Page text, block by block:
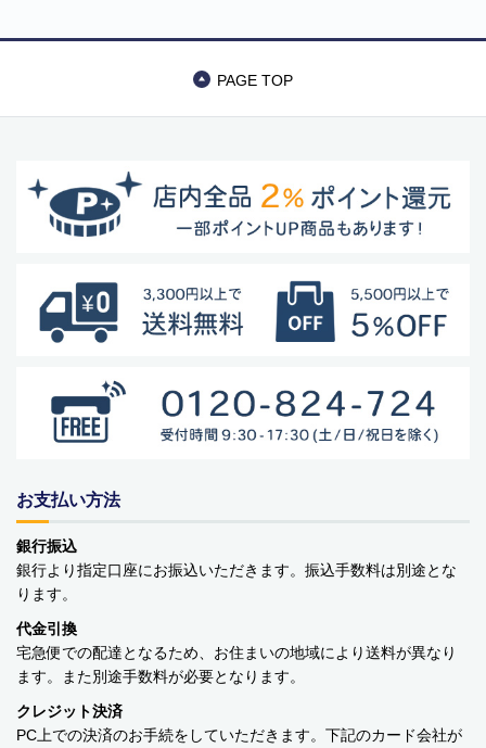
PAGE TOP
お支払い方法
銀行振込
銀行より指定口座にお振込いただきます。振込手数料は別途とな
ります。
代金引換
宅急便での配達となるため、お住まいの地域により送料が異なり
ます。また別途手数料が必要となります。
クレジット決済
PC上での決済のお手続をしていただきます。下記のカード会社が